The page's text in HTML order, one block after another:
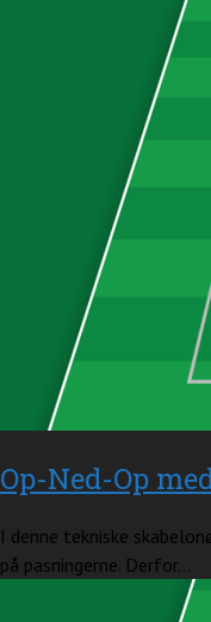
Op-Ned-Op
I denne tekniske
på pasningerne. Derfor...